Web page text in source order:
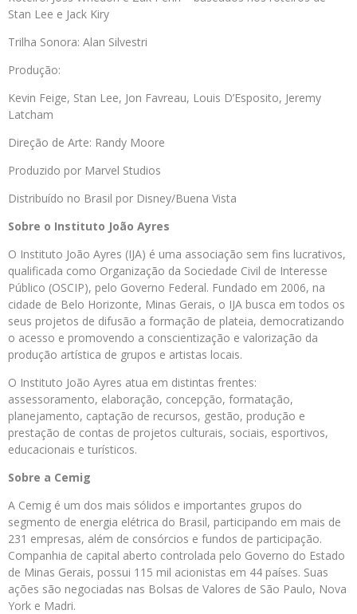
Stan Lee e Jack Kiry
Trilha Sonora: Alan Silvestri
Produção:
Kevin Feige, Stan Lee, Jon Favreau, Louis D’Esposito, Jeremy
Latcham
Direção de Arte: Randy Moore
Produzido por Marvel Studios
Distribuído no Brasil por Disney/Buena Vista
Sobre o Instituto João Ayres
O Instituto João Ayres (IJA) é uma associação sem fins lucrativos,
qualificada como Organização da Sociedade Civil de Interesse
Público (OSCIP), pelo Governo Federal. Fundado em 2006, na
cidade de Belo Horizonte, Minas Gerais, o IJA busca em todos os
seus projetos de difusão a formação de plateia, democratizando
o acesso e promovendo a conscientização e valorização da
produção artística de grupos e artistas locais.
O Instituto João Ayres atua em distintas frentes:
assessoramento, elaboração, concepção, formatação,
planejamento, captação de recursos, gestão, produção e
prestação de contas de projetos culturais, sociais, esportivos,
educacionais e turísticos.
Sobre a Cemig
A Cemig é um dos mais sólidos e importantes grupos do
segmento de energia elétrica do Brasil, participando em mais de
231 empresas, além de consórcios e fundos de participação.
Companhia de capital aberto controlada pelo Governo do Estado
de Minas Gerais, possui 115 mil acionistas em 44 países. Suas
ações são negociadas nas Bolsas de Valores de São Paulo, Nova
York e Madri.